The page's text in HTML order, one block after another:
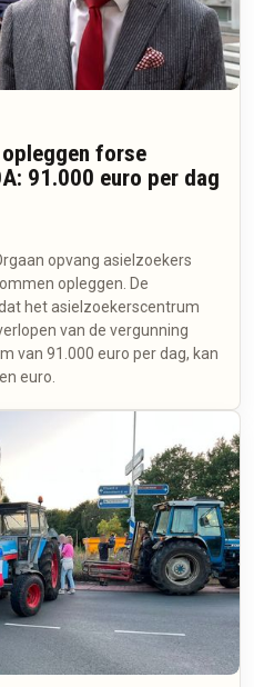
forse
91.000 euro per dag
opvang asielzoekers
opleggen. De
het asielzoekerscentrum
van de vergunning
van 91.000 euro per dag, kan
euro.